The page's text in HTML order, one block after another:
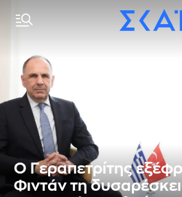
Ο Γεραπετρίτης
Φιντάν τη